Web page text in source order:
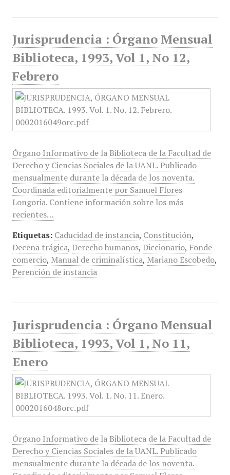
Jurisprudencia : Órgano Mensual
Biblioteca, 1993, Vol 1, No 12,
Febrero
Órgano Informativo de la Biblioteca de la Facultad de
Derecho y Ciencias Sociales de la UANL. Publicado
mensualmente durante la década de los noventa.
Coordinada editorialmente por Samuel Flores
Longoria. Contiene información sobre los más
recientes…
Etiquetas: Caducidad de instancia, Constitución,
Decena trágica, Derecho humanos, Diccionario, Fonde
comercio, Manual de criminalística, Mariano Escobedo,
Perención de instancia
Jurisprudencia : Órgano Mensual
Biblioteca, 1993, Vol 1, No 11,
Enero
Órgano Informativo de la Biblioteca de la Facultad de
Derecho y Ciencias Sociales de la UANL. Publicado
mensualmente durante la década de los noventa.